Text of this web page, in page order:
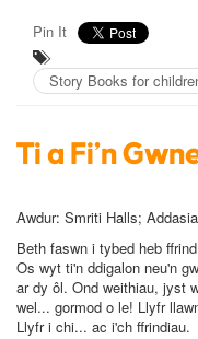
Pin It
Story Books for
Ti a Fi'n
Awdur: Smriti Halls;
Beth faswn i tybed heb
Os wyt ti'n ddigalon neu'n
ar dy ôl. Ond weithiau, jyst
wel... gormod o le! Llyfr
Llyfr i chi... ac i'ch ffrindiau.